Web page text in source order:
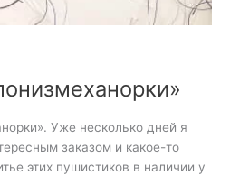
Уже несколько дней я
заказом и какое-то
этих пушистиков в наличии у